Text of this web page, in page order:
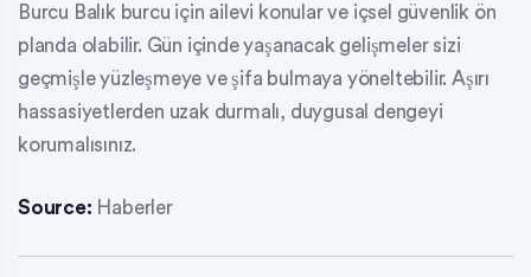
Burcu Balık burcu için ailevi konular ve içsel güvenlik ön
planda olabilir. Gün içinde yaşanacak gelişmeler sizi
geçmişle yüzleşmeye ve şifa bulmaya yöneltebilir. Aşırı
hassasiyetlerden uzak durmalı, duygusal dengeyi
korumalısınız.
Source: Haberler